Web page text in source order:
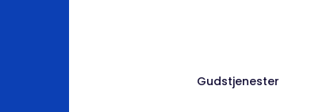
Gudstjenester